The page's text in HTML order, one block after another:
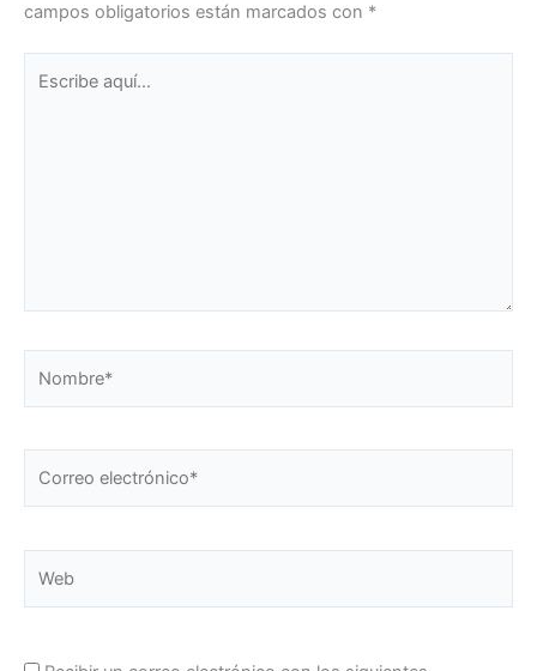
campos obligatorios están marcados con *
aquí...
electrónico*